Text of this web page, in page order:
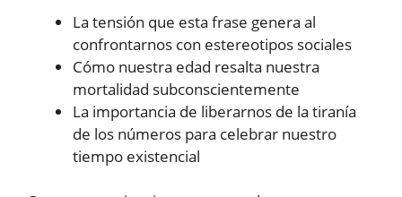
La tensión que esta frase genera al
confrontarnos con estereotipos sociales
Cómo nuestra edad resalta nuestra
mortalidad subconscientemente
La importancia de liberarnos de la tiranía
de los números para celebrar nuestro
tiempo existencial